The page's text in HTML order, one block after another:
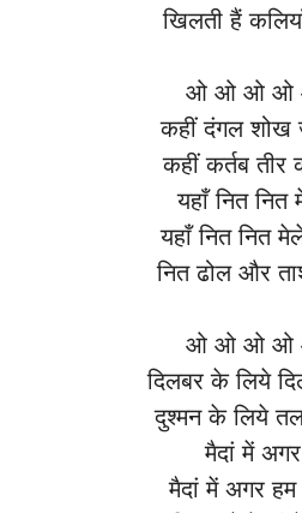
खिलती हैं
ओ ओ ओ ओ
कहीं दंगल शोख
कहीं कर्तब तीर
यहाँ नित नित
यहाँ नित नित
नित ढोल और
ओ ओ ओ ओ
दिलबर के लिये
दुश्मन के लिये
मैदां में
मैदां में अगर